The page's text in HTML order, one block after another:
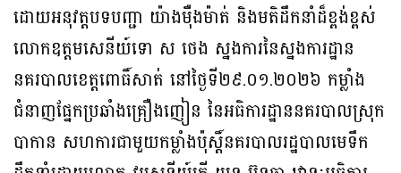
ដោយអនុវត្តបទបញ្ជា យ៉ាងមុឺងម៉ាត់ និងមតិដឹកនាំដ៏ខ្ពង់ខ្ពស់
លោកឧត្តមសេនីយ៍ទោ ស ថេង ស្នងការនៃស្នងការដ្ឋាន
នគរបាលខេត្តពោធិ៍សាត់ នៅថ្ងៃទី២៩.០១.២០២៦ កម្លាំង
ជំនាញផ្នែកប្រឆាំងគ្រឿងញៀន នៃអធិការដ្ឋាននគរបាលស្រុក
បាកាន សហការជាមួយកម្លាំងប៉ុស្តិ៍នគរបាលរដ្ឋបាលមេទឹក